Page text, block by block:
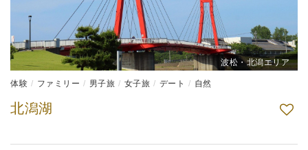
波松・北潟エリア
体験 ファミリー 男子旅 女子旅 デート 自然
北潟湖